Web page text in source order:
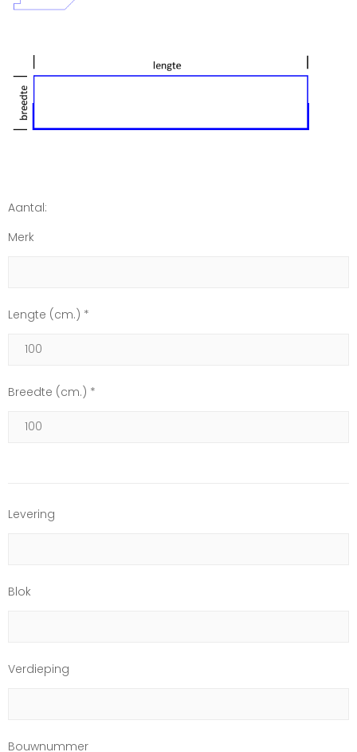
Aantal:
Merk
Lengte (cm.) *
Breedte (cm.) *
Levering
Blok
Verdieping
Bouwnummer